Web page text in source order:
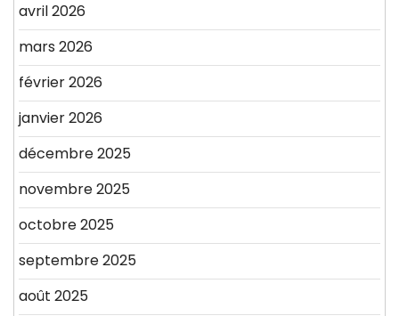
avril 2026
mars 2026
février 2026
janvier 2026
décembre 2025
novembre 2025
octobre 2025
septembre 2025
août 2025